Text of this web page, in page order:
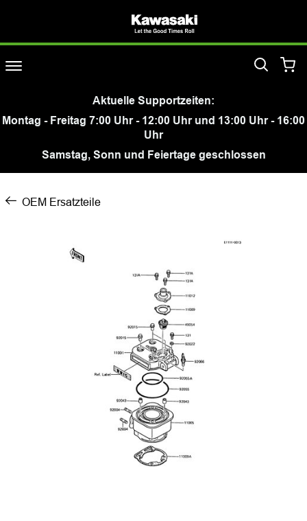
Aktuelle Supportzeiten:
Montag - Freitag 7:00 Uhr - 12:00 Uhr und 13:00 Uhr - 16:00
Uhr
Samstag, Sonn und Feiertage geschlossen
OEM Ersatzteile